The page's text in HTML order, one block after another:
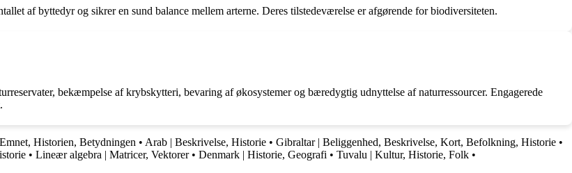
af byttedyr og sikrer en sund balance mellem arterne. Deres tilstedeværelse er afgørende for biodiversiteten.
bekæmpelse af krybskytteri, bevaring af økosystemer og bæredygtig udnyttelse af naturressourcer. Engagerede
Historien, Betydningen • Arab | Beskrivelse, Historie • Gibraltar | Beliggenhed, Beskrivelse, Kort, Befolkning, Historie •
• Lineær algebra | Matricer, Vektorer• Denmark | Historie, Geografi • Tuvalu | Kultur, Historie, Folk •